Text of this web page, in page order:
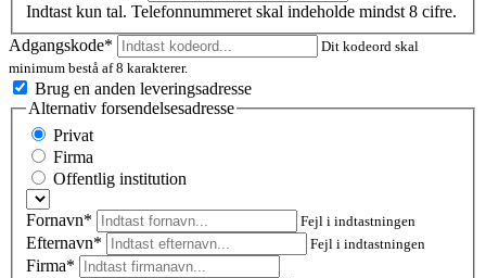
Indtast kun tal. Telefonnummeret skal indeholde mindst 8 cifre.
Adgangskode*
Dit kodeord skal
minimum bestå af 8 karakterer.
Brug en anden leveringsadresse
Alternativ forsendelsesadresse
Privat
Firma
Offentlig institution
Fornavn* Fejl i indtastningen
Efternavn* Fejl i indtastningen
Firma*